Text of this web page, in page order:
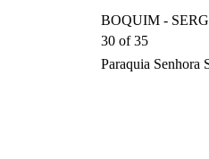
BOQUIM -
30 of 35
Paraquia Senhora